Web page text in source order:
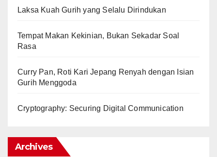
Laksa Kuah Gurih yang Selalu Dirindukan
Tempat Makan Kekinian, Bukan Sekadar Soal
Rasa
Curry Pan, Roti Kari Jepang Renyah dengan Isian
Gurih Menggoda
Cryptography: Securing Digital Communication
Archives